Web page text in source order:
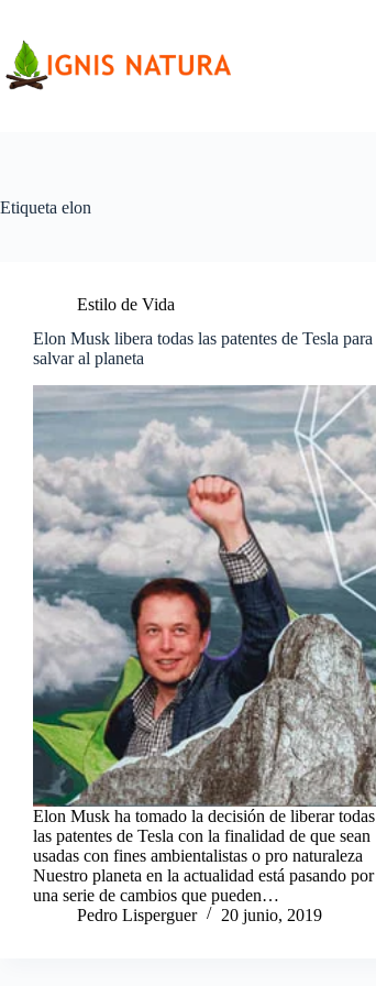
contenido
Etiqueta elon
Estilo de Vida
Elon Musk libera todas las patentes de Tesla para
salvar al planeta
Elon Musk ha tomado la decisión de liberar todas
las patentes de Tesla con la finalidad de que sean
usadas con fines ambientalistas o pro naturaleza
Nuestro planeta en la actualidad está pasando por
una serie de cambios que pueden…
Pedro Lisperguer
20 junio, 2019